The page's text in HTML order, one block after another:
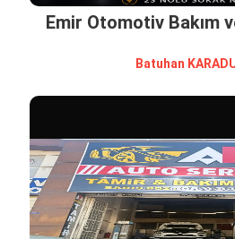
Emir Otomotiv Bakım
Batuhan